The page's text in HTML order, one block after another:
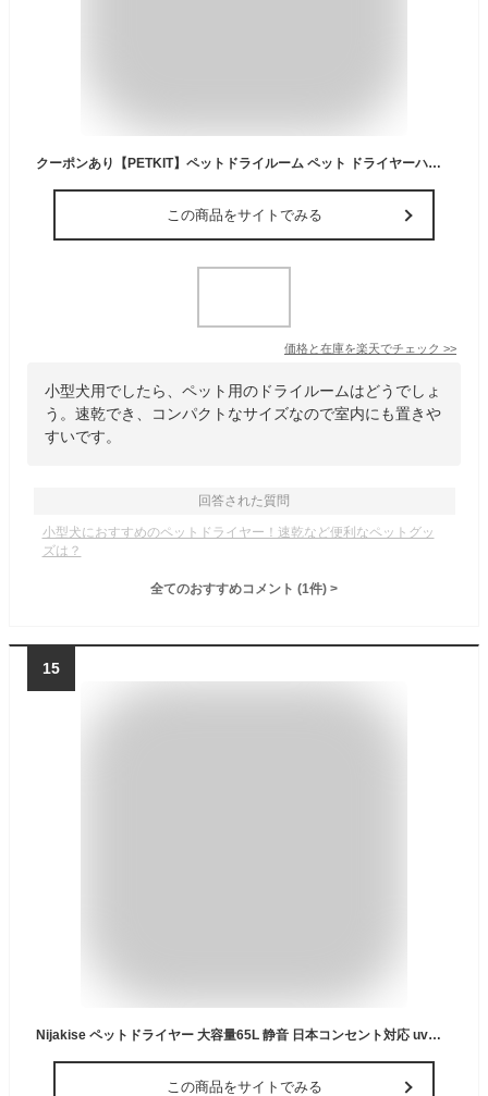
クーポンあり【PETKIT】ペットドライルーム ペット ドライヤーハウス ドライヤーボックス 乾燥ドライルーム 大容量 安全 自動 猫 小型犬 中型犬 ペット 静音 急速乾燥 ケース ドライヤーボックス ハウス オールシーズン 風速 温度調整 正規品 ペットキット
この商品をサイトでみる
価格と在庫を楽天でチェック >>
小型犬用でしたら、ペット用のドライルームはどうでしょ
う。速乾でき、コンパクトなサイズなので室内にも置きや
すいです。
回答された質問
小型犬におすすめのペットドライヤー！速乾など便利なペットグッ
ズは？
全てのおすすめコメント (1件) >
15
Nijakise ペットドライヤー 大容量65L 静音 日本コンセント対応 uvオゾン消毒 ハウス ペットドライルーム 猫 小型犬 花粉 12.5kgまで ドライヤールーム ペットドライヤーボックス 猫 ドライヤー ペット 乾燥 ボックス 快適 箱 自動 お手入れ簡単 風速 温度調整 一年保証
この商品をサイトでみる